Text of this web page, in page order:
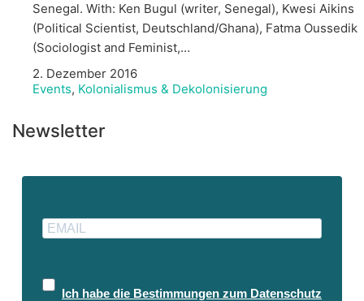
Senegal. With: Ken Bugul (writer, Senegal), Kwesi Aikins
(Political Scientist, Deutschland/Ghana), Fatma Oussedik
(Sociologist and Feminist,…
2. Dezember 2016
Events, Kolonialismus & Dekolonisierung
Newsletter
Ich habe die Bestimmungen zum Datenschutz